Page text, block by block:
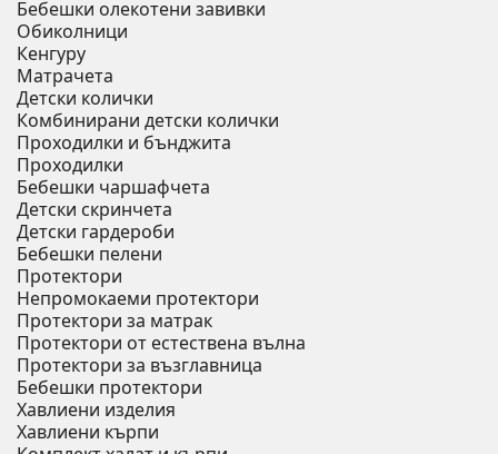
Бебешки олекотени завивки
Обиколници
Кенгуру
Матрачета
Детски колички
Комбинирани детски колички
Проходилки и бънджита
Проходилки
Бебешки чаршафчета
Детски скринчета
Детски гардероби
Бебешки пелени
Протектори
Непромокаеми протектори
Протектори за матрак
Протектори от естествена вълна
Протектори за възглавница
Бебешки протектори
Хавлиени изделия
Хавлиени кърпи